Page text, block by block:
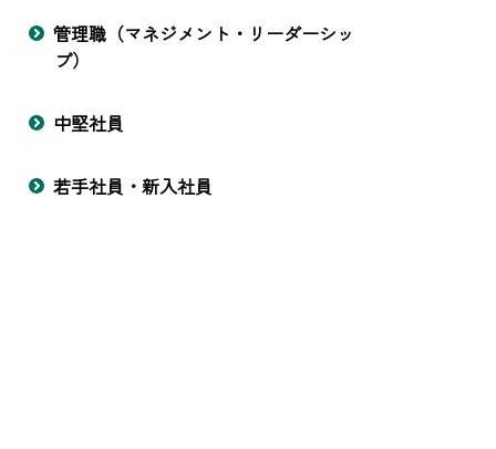
管理職（マネジメント・リーダーシッ
プ）
中堅社員
若手社員・新入社員